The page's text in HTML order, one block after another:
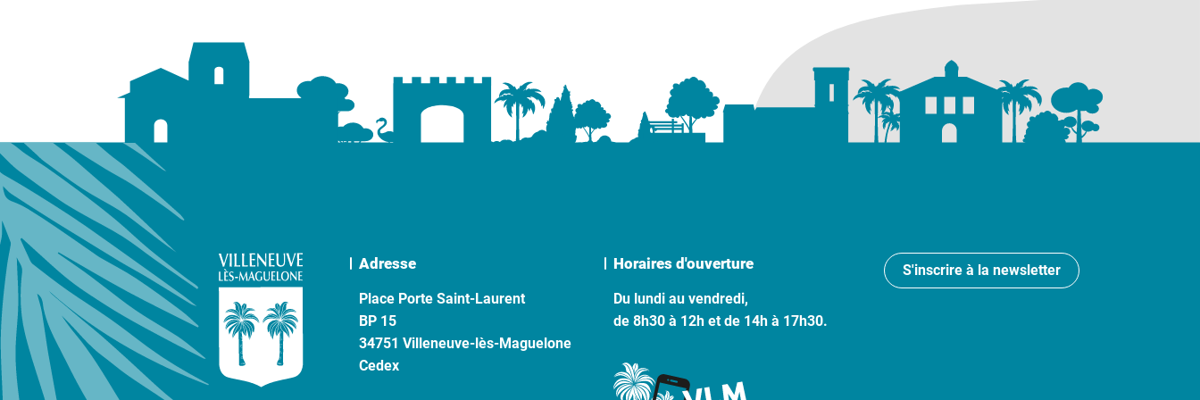
Adresse
Place Porte Saint-Laurent
BP 15
34751 Villeneuve-lès-Maguelone
Cedex
Horaires d'ouverture
Du lundi au vendredi,
de 8h30 à 12h et de 14h à 17h30.
S'inscrire à la newsletter